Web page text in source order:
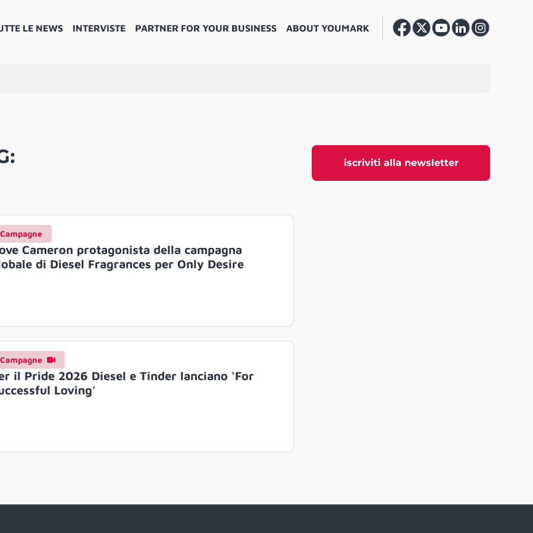
LE NEWS INTERVISTE PARTNER FOR YOUR BUSINESS ABOUT YOUMARK
iscriviti alla newsletter
Campagne
Cameron protagonista della campagna
di Diesel Fragrances per Only Desire
Campagne
il Pride 2026 Diesel e Tinder lanciano ‘For
Loving’